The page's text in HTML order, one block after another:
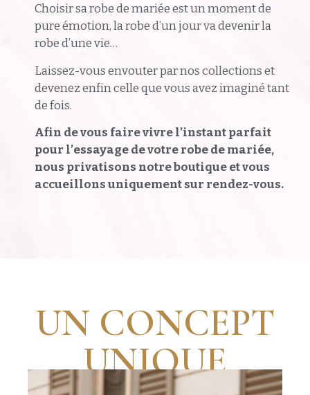
Choisir sa robe de mariée est un moment de
pure émotion, la robe d’un jour va devenir la
robe d’une vie…
Laissez-vous envouter par nos collections et
devenez enfin celle que vous avez imaginé tant
de fois.
Afin de vous faire vivre l’instant parfait
pour l’essayage de votre robe de mariée,
nous privatisons notre boutique et vous
accueillons uniquement sur rendez-vous.
UN CONCEPT
UNIQUE